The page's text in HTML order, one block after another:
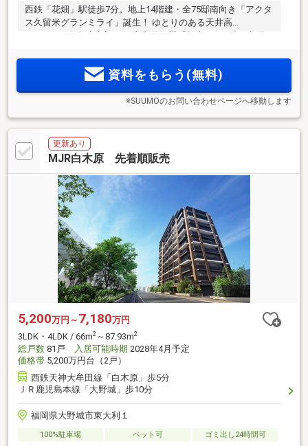
西鉄「花畑」駅徒歩7分。地上14階建・全75邸南向き「アクタ
ス久留米グランミライ」誕生！ ゆとりのある天井高
校 徒歩2分（約140m）、諏訪中学校 徒歩14分（約1050m）。
資料をもらう(無料)
※SUUMOのお問い合わせページへ移動します
更新あり
MJR白木原 先着順販売
5,200万円～ 7,180万円
3LDK・4LDK / 66m2 ～87.93m2
総戸数 81戸 入居可能時期 2028年4月予定
価格帯 5,200万円台（2戸）
西鉄天神大牟田線「白木原」歩5分
ＪＲ鹿児島本線「大野城」歩10分
福岡県大野城市東大利１
100%駐車場 ペット可 ゴミ出し24時間可